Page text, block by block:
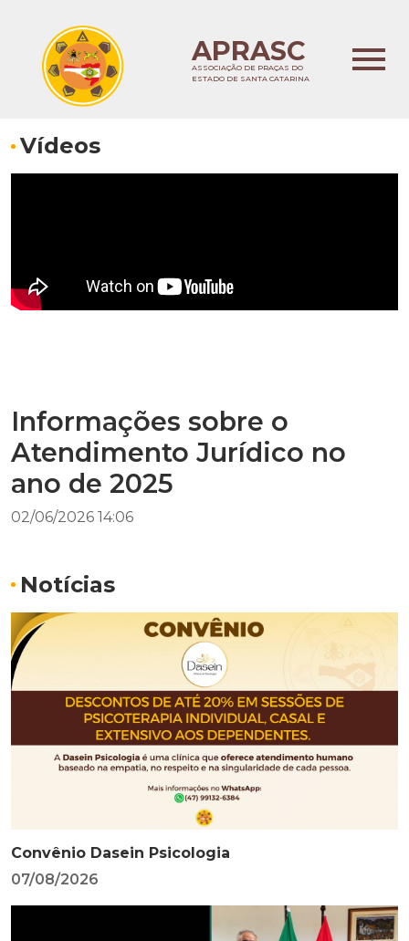
APRASC
ASSOCIAÇÃO DE PRAÇAS DO
ESTADO DE SANTA CATARINA
Vídeos
Informações sobre o
Atendimento Jurídico no
ano de 2025
02/06/2026 14:06
Notícias
Convênio Dasein Psicologia
07/08/2026